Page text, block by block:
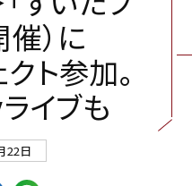
催） に
クト参加。
ライブも
22日